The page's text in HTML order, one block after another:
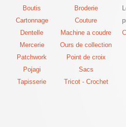
Boutis
Broderie
Cartonnage
Couture
Dentelle
Machine a coudre
Mercerie
Ours de collection
Patchwork
Point de croix
Pojagi
Sacs
Tapisserie
Tricot - Crochet